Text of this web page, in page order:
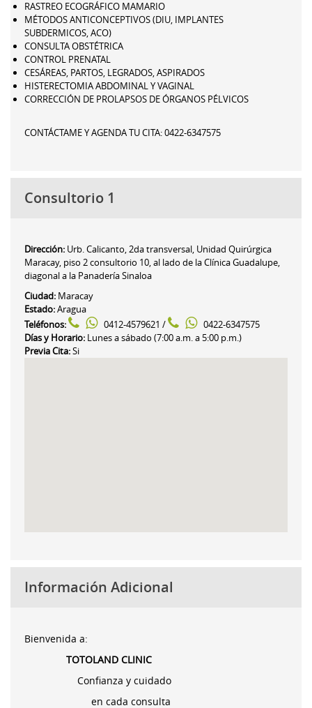
RASTREO ECOGRÁFICO MAMARIO
MÉTODOS ANTICONCEPTIVOS (DIU, IMPLANTES
SUBDERMICOS, ACO)
CONSULTA OBSTÉTRICA
CONTROL PRENATAL
CESÁREAS, PARTOS, LEGRADOS, ASPIRADOS
HISTERECTOMIA ABDOMINAL Y VAGINAL
CORRECCIÓN DE PROLAPSOS DE ÓRGANOS PÉLVICOS
CONTÁCTAME Y AGENDA TU CITA: 0422-6347575
Consultorio 1
Dirección: Urb. Calicanto, 2da transversal, Unidad Quirúrgica
Maracay, piso 2 consultorio 10, al lado de la Clínica Guadalupe,
diagonal a la Panadería Sinaloa
Ciudad: Maracay
Estado:Aragua
Teléfonos:
0412-4579621 /
0422-6347575
Días y Horario: Lunes a sábado (7:00 a.m. a 5:00 p.m.)
Previa Cita:Si
Información Adicional
Bienvenida a:
TOTOLAND CLINIC
Confianza y cuidado
en cada consulta